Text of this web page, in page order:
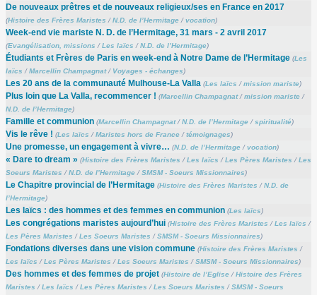
De nouveaux prêtres et de nouveaux religieux/ses en France en 2017
(Histoire des Frères Maristes /N.D. de l’Hermitage/vocation)
Week-end vie mariste N. D. de l’Hermitage, 31 mars - 2 avril 2017
(Evangélisation, missions /Les laïcs /N.D. de l’Hermitage)
Étudiants et Frères de Paris en week-end à Notre Dame de l’Hermitage (Les
laïcs /Marcellin Champagnat/ Voyages - échanges)
Les 20 ans de la communauté Mulhouse-La Valla (Les laïcs /mission mariste)
Plus loin que La Valla, recommencer ! (Marcellin Champagnat/mission mariste/
N.D. de l’Hermitage)
Famille et communion (Marcellin Champagnat/N.D. de l’Hermitage/spiritualité)
Vis le rêve ! (Les laïcs /Maristes hors de France/témoignages)
Une promesse, un engagement à vivre… (N.D. de l’Hermitage/vocation)
« Dare to dream » (Histoire des Frères Maristes /Les laïcs /Les Pères Maristes /Les
Soeurs Maristes /N.D. de l’Hermitage/SMSM - Soeurs Missionnaires)
Le Chapitre provincial de l’Hermitage (Histoire des Frères Maristes /N.D. de
l’Hermitage)
Les laïcs : des hommes et des femmes en communion (Les laïcs)
Les congrégations maristes aujourd’hui (Histoire des Frères Maristes /Les laïcs /
Les Pères Maristes /Les Soeurs Maristes /SMSM - Soeurs Missionnaires)
Fondations diverses dans une vision commune (Histoire des Frères Maristes /
Les laïcs /Les Pères Maristes /Les Soeurs Maristes /SMSM - Soeurs Missionnaires)
Des hommes et des femmes de projet (Histoire de l’Eglise/Histoire des Frères
Maristes /Les laïcs /Les Pères Maristes /Les Soeurs Maristes /SMSM - Soeurs